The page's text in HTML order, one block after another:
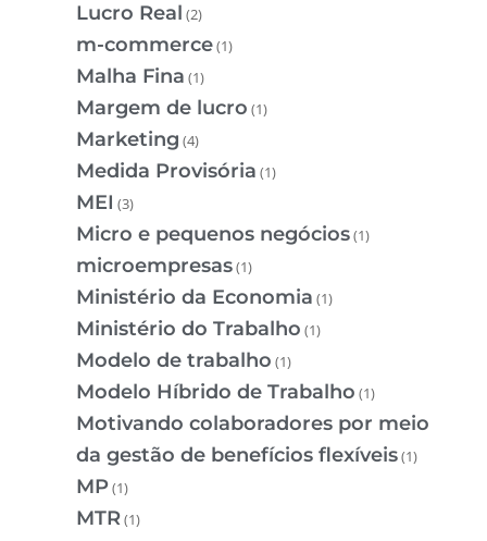
Lucro Real (2)
m-commerce(1)
Malha Fina (1)
Margem de lucro (1)
Marketing (4)
Medida Provisória (1)
MEI (3)
Micro e pequenos negócios(1)
microempresas(1)
Ministério da Economia (1)
Ministério do Trabalho (1)
Modelo de trabalho (1)
Modelo Híbrido de Trabalho (1)
Motivando colaboradores por meio
da gestão de benefícios flexíveis(1)
MP(1)
MTR(1)